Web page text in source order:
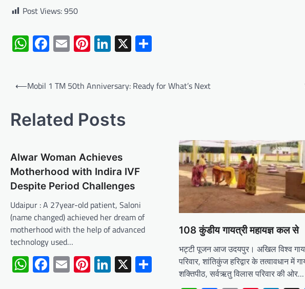
Post Views:950
WhatsApp
Facebook
EmailPinterest
LinkedIn
X
Post
⟵Mobil 1 TM 50th Anniversary: Ready for What’s Next
Related Posts
Alwar Woman Achieves
Motherhood with Indira IVF
Despite Period Challenges
Udaipur : A 27year-old patient, Saloni
(name changed) achieved her dream of
motherhood with the help of advanced
technology used…
WhatsApp
Facebook
EmailPinterest
LinkedIn
X Share
108 कुंडीय गायत्री महायज्ञ कल से
भट्टी पूजन आज उदयपुर। अखिल विश्व
परिवार, शांतिकुंज हरिद्वार के तत्वावधान में
शक्तिपीठ, सर्वऋतु विलास परिवार की ओर…